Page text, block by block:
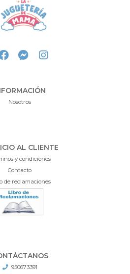
Nosotros
AL CLIENTE
y condiciones
Contacto
de reclamaciones
950673391